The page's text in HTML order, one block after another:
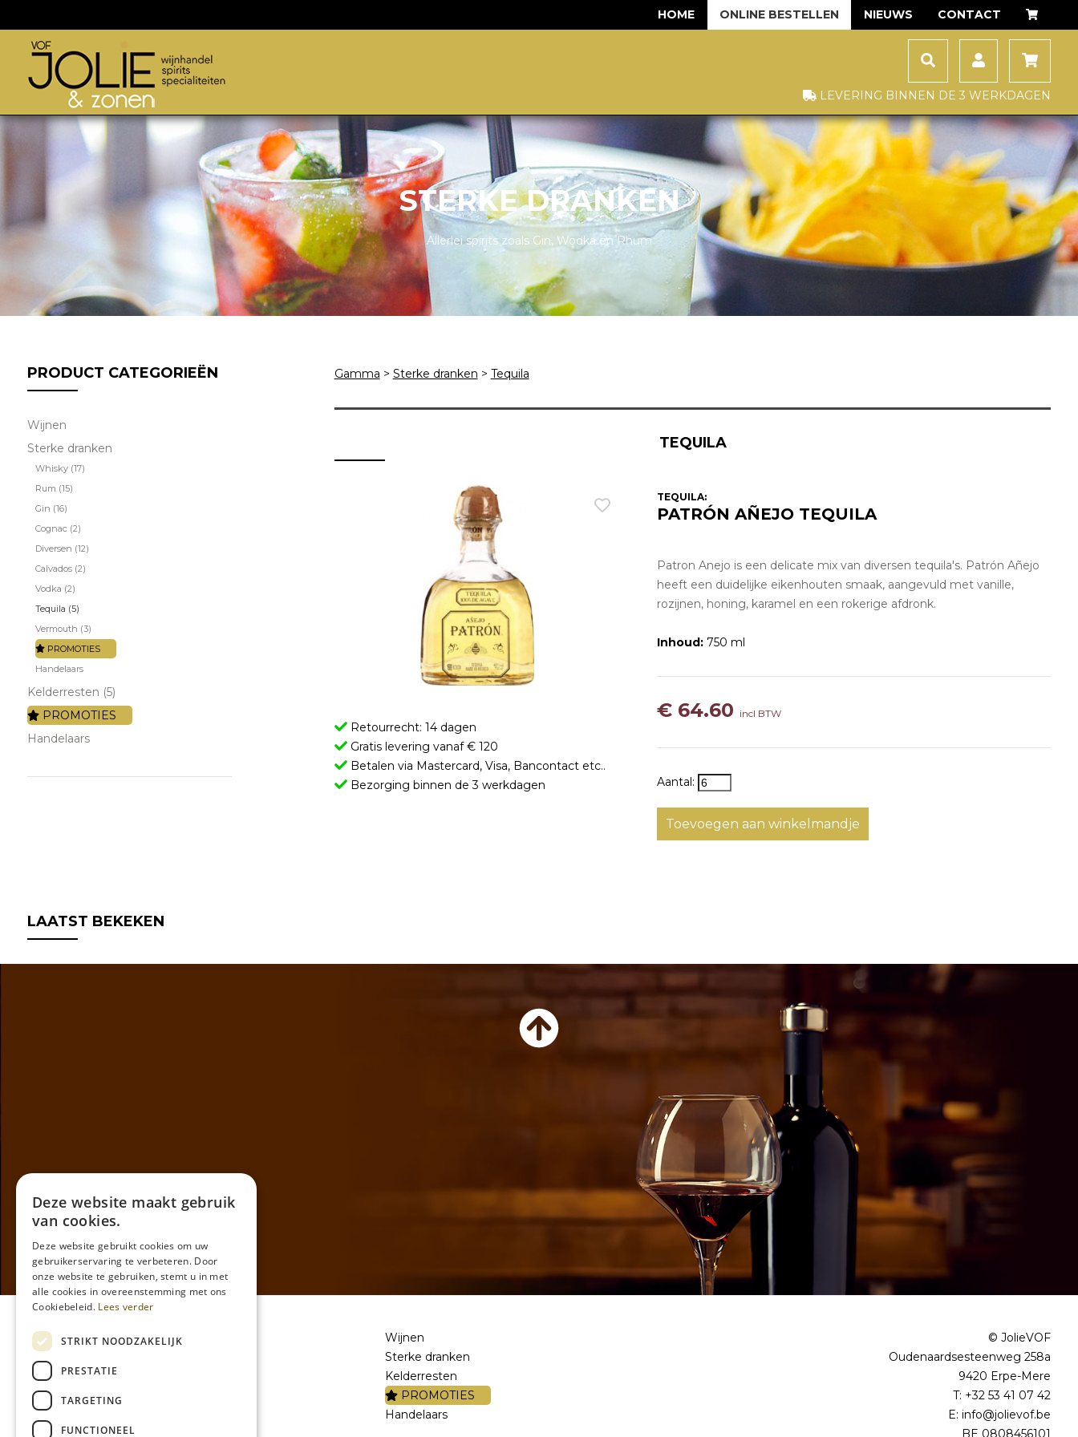
HOME ONLINE BESTELLEN NIEUWS CONTACT
LEVERING BINNEN DE 3 WERKDAGEN
STERKE DRANKEN
Allerlei spirits zoals Gin, Wodka en Rhum
PRODUCT CATEGORIEËN
Wijnen
Sterke dranken
Whisky (17)
Rum (15)
Gin (16)
Cognac (2)
Diversen (12)
Calvados (2)
Vodka (2)
Tequila (5)
Vermouth (3)
PROMOTIES
Handelaars
Kelderresten (5)
PROMOTIES
Handelaars
Gamma > Sterke dranken > Tequila
TEQUILA
Retourrecht: 14 dagen
Gratis levering vanaf € 120
Betalen via Mastercard, Visa, Bancontact etc..
Bezorging binnen de 3 werkdagen
TEQUILA:
PATRÓN AÑEJO TEQUILA
Patron Anejo is een delicate mix van diversen tequila's. Patrón Añejo
heeft een duidelijke eikenhouten smaak, aangevuld met vanille,
rozijnen, honing, karamel en een rokerige afdronk.
Inhoud:750 ml
€ 64.60 incl BTW
Aantal:
Toevoegen aan winkelmandje
LAATST BEKEKEN
Algemene voorwaarden
Formulier voor Herroeping
Wijnen
Sterke dranken
Kelderresten
PROMOTIES
Handelaars
© JolieVOF
Oudenaardsesteenweg 258a
9420 Erpe-Mere
T: +32 53 41 07 42
E:info@jolievof.be
BE 0808456101
Deze website maakt gebruik
van cookies.
Deze website gebruikt cookies om uw
gebruikerservaring te verbeteren. Door
onze website te gebruiken, stemt u in met
alle cookies in overeenstemming met ons
Cookiebeleid. Lees verder
STRIKT NOODZAKELIJK
PRESTATIE
TARGETING
FUNCTIONEEL